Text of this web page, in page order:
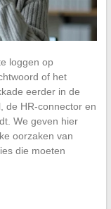
loggen op
of het
eerder in de
de HR-connector en
We geven hier
oorzaken van
die moeten